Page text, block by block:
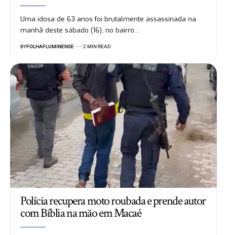
Uma idosa de 63 anos foi brutalmente assassinada na
manhã deste sábado (16), no bairro…
BYFOLHAFLUMINENSE 2 MIN READ
Polícia recupera moto roubada e prende autor
com Bíblia na mão em Macaé